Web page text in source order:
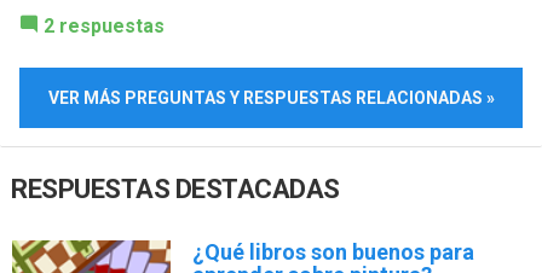
2 respuestas
VER MÁS PREGUNTAS Y RESPUESTAS RELACIONADAS »
RESPUESTAS DESTACADAS
¿Qué libros son buenos para